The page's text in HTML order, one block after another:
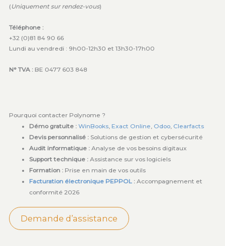
( Uniquement sur rendez-vous)
Téléphone :
+32 (0)81 84 90 66
Lundi au vendredi : 9h00-12h30 et 13h30-17h00
N° TVA : BE 0477 603 848
Pourquoi contacter Polynome ?
Démo gratuite : WinBooks, Exact Online Odoo, Clearfacts
Devis personnalisé :Solutions de gestion et cybersécurité
Audit informatique :Analyse de vos besoins digitaux
Support technique :Assistance sur vos logiciels
Formation :Prise en main de vos outils
Facturation électronique PEPPOL:Accompagnement et
conformité 2026
Demande d’assistance